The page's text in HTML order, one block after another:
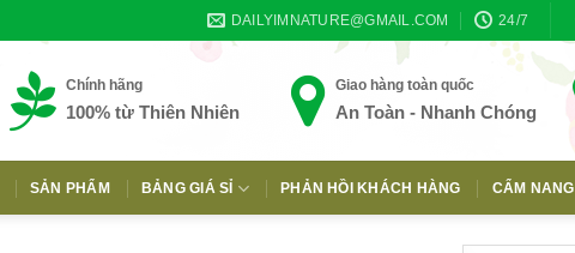
DAILYIMNATURE@GMAIL.COM 24/7
Chính hãng
100% từ Thiên Nhiên
Giao hàng toàn quốc
An Toàn - Nhanh Chóng
SẢN PHẨM BẢNG GIÁ SỈ PHẢN HỒI KHÁCH HÀNG CẨM NANG